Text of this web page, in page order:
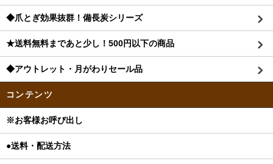
◆爪とぎ効果抜群！備長炭シリーズ
★送料無料まであと少し！500円以下の商品
◆アウトレット・月がわりセール品
コンテンツ
※お客様お呼び出し
●送料・配送方法